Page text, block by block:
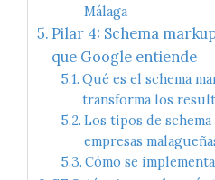
Málaga
Pilar 4: Schema
que Google entiende
Qué es el schema
transforma los
Los tipos de
empresas
Cómo se